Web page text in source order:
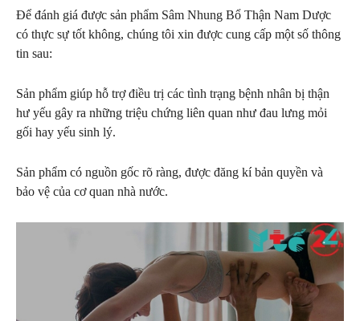
Để đánh giá được sản phẩm Sâm Nhung Bổ Thận Nam Dược
có thực sự tốt không, chúng tôi xin được cung cấp một số thông
tin sau:
Sản phẩm giúp hỗ trợ điều trị các tình trạng bệnh nhân bị thận
hư yếu gây ra những triệu chứng liên quan như đau lưng mỏi
gối hay yếu sinh lý.
Sản phẩm có nguồn gốc rõ ràng, được đăng kí bản quyền và
bảo vệ của cơ quan nhà nước.